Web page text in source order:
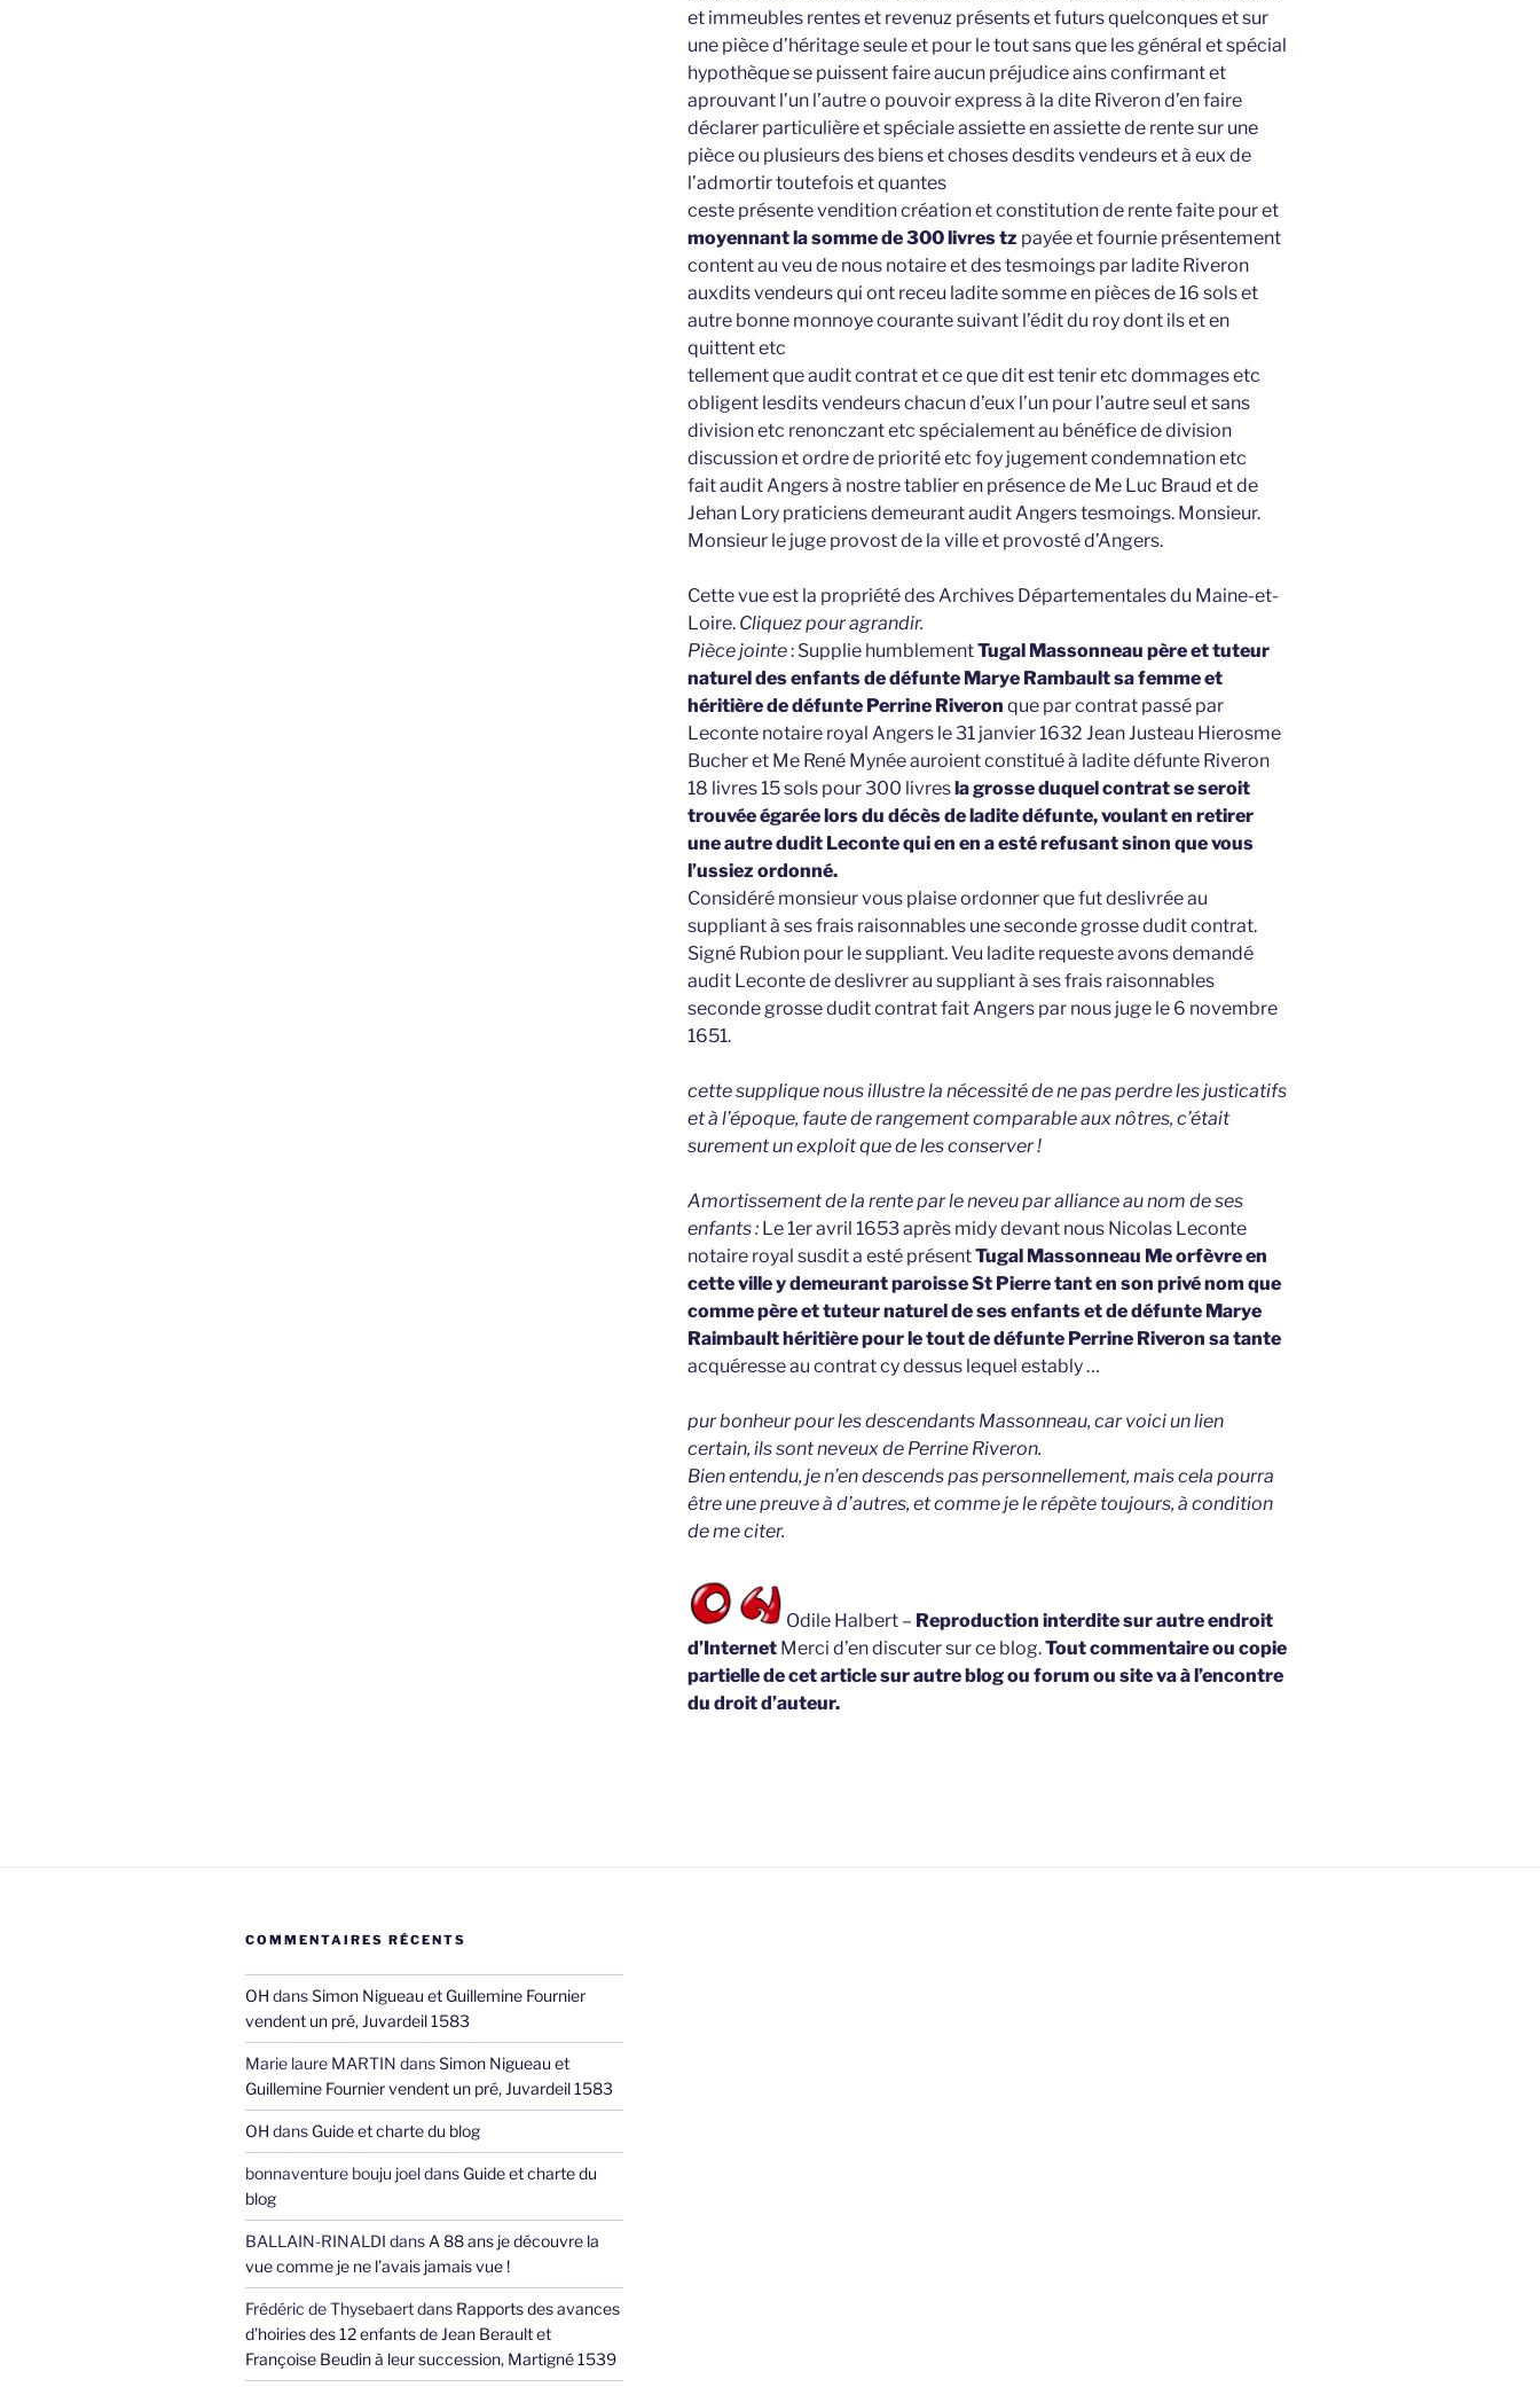
et immeubles rentes et revenuz présents et futurs quelconques et sur
une pièce d’héritage seule et pour le tout sans que les général et spécial
hypothèque se puissent faire aucun préjudice ains confirmant et
aprouvant l’un l’autre o pouvoir express à la dite Riveron d’en faire
déclarer particulière et spéciale assiette en assiette de rente sur une
pièce ou plusieurs des biens et choses desdits vendeurs et à eux de
l’admortir toutefois et quantes
ceste présente vendition création et constitution de rente faite pour et
moyennant la somme de 300 livres tz payée et fournie présentement
content au veu de nous notaire et des tesmoings par ladite Riveron
auxdits vendeurs qui ont receu ladite somme en pièces de 16 sols et
autre bonne monnoye courante suivant l’édit du roy dont ils et en
quittent etc
tellement que audit contrat et ce que dit est tenir etc dommages etc
obligent lesdits vendeurs chacun d’eux l’un pour l’autre seul et sans
division etc renonczant etc spécialement au bénéfice de division
discussion et ordre de priorité etc foy jugement condemnation etc
fait audit Angers à nostre tablier en présence de Me Luc Braud et de
Jehan Lory praticiens demeurant audit Angers tesmoings. Monsieur.
Monsieur le juge provost de la ville et provosté d’Angers.
Cette vue est la propriété des Archives Départementales du Maine-et-
Loire. Cliquez pour agrandir.
Pièce jointe: Supplie humblementTugal Massonneau père et tuteur
naturel des enfants de défunte Marye Rambault sa femme et
héritière de défunte Perrine Riveron que par contrat passé par
Leconte notaire royal Angers le 31 janvier 1632 Jean Justeau Hierosme
Bucher et Me René Mynée auroient constitué à ladite défunte Riveron
18 livres 15 sols pour 300 livresla grosse duquel contrat se seroit
trouvée égarée lors du décès de ladite défunte, voulant en retirer
une autre dudit Leconte qui en en a esté refusant sinon que vous
l’ussiez ordonné.
Considéré monsieur vous plaise ordonner que fut deslivrée au
suppliant à ses frais raisonnables une seconde grosse dudit contrat.
Signé Rubion pour le suppliant. Veu ladite requeste avons demandé
audit Leconte de deslivrer au suppliant à ses frais raisonnables
seconde grosse dudit contrat fait Angers par nous juge le 6 novembre
1651.
cette supplique nous illustre la nécessité de ne pas perdre les justicatifs
et à l’époque, faute de rangement comparable aux nôtres, c’était
surement un exploit que de les conserver !
Amortissement de la rente par le neveu par alliance au nom de ses
enfants : Le 1er avril 1653 après midy devant nous Nicolas Leconte
notaire royal susdit a esté présentTugal Massonneau Me orfèvre en
cette ville y demeurant paroisse St Pierre tant en son privé nom que
comme père et tuteur naturel de ses enfants et de défunte Marye
Raimbault héritière pour le tout de défunte Perrine Riveron sa tante
acquéresse au contrat cy dessus lequel estably …
pur bonheur pour les descendants Massonneau, car voici un lien
certain, ils sont neveux de Perrine Riveron.
Bien entendu, je n’en descends pas personnellement, mais cela pourra
être une preuve à d’autres, et comme je le répète toujours, à condition
de me citer.
Odile Halbert – Reproduction interdite sur autre endroit
d’Internet Merci d’en discuter sur ce blog.Tout commentaire ou copie
partielle de cet article sur autre blog ou forum ou site va à l’encontre
du droit d’auteur.
COMMENTAIRES RÉCENTS
OH dansSimon Nigueau et Guillemine Fournier
vendent un pré, Juvardeil 1583
Marie laure MARTIN dansSimon Nigueau et
Guillemine Fournier vendent un pré, Juvardeil 1583
OH dans Guide et charte du blog
bonnaventure bouju joeldans Guide et charte du
blog
BALLAIN-RINALDI dans A 88 ans je découvre la
vue comme je ne l’avais jamais vue !
Frédéric de Thysebaertdans Rapports des avances
d’hoiries des 12 enfants de Jean Berault et
Françoise Beudin à leur succession, Martigné 1539